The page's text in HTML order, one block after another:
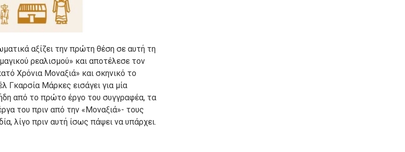
αξίζει την πρώτη θέση σε αυτή τη
ρεαλισμού» και αποτέλεσε τον
Χρόνια Μοναξιά» και σκηνικό το
Γκαρσία Μάρκες εισάγει για μία
από το πρώτο έργο του συγγραφέα, τα
του πριν από την «Μοναξιά»- τους
λίγο πριν αυτή ίσως πάψει να υπάρχει.